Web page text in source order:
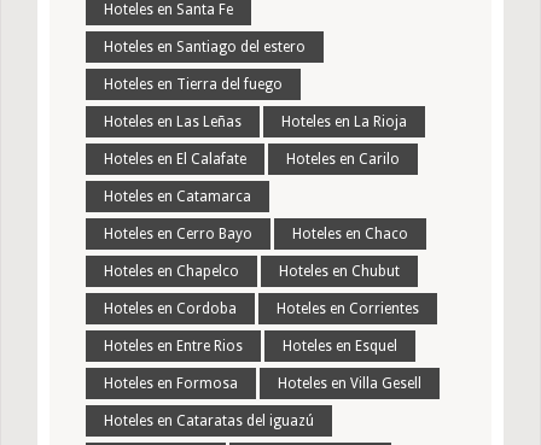
Hoteles en Santa Fe
Hoteles en Santiago del estero
Hoteles en Tierra del fuego
Hoteles en Las Leñas Hoteles en La Rioja
Hoteles en El Calafate Hoteles en Carilo
Hoteles en Catamarca
Hoteles en Cerro Bayo Hoteles en Chaco
Hoteles en Chapelco Hoteles en Chubut
Hoteles en Cordoba Hoteles en Corrientes
Hoteles en Entre Rios Hoteles en Esquel
Hoteles en Formosa Hoteles en Villa Gesell
Hoteles en Cataratas del iguazú